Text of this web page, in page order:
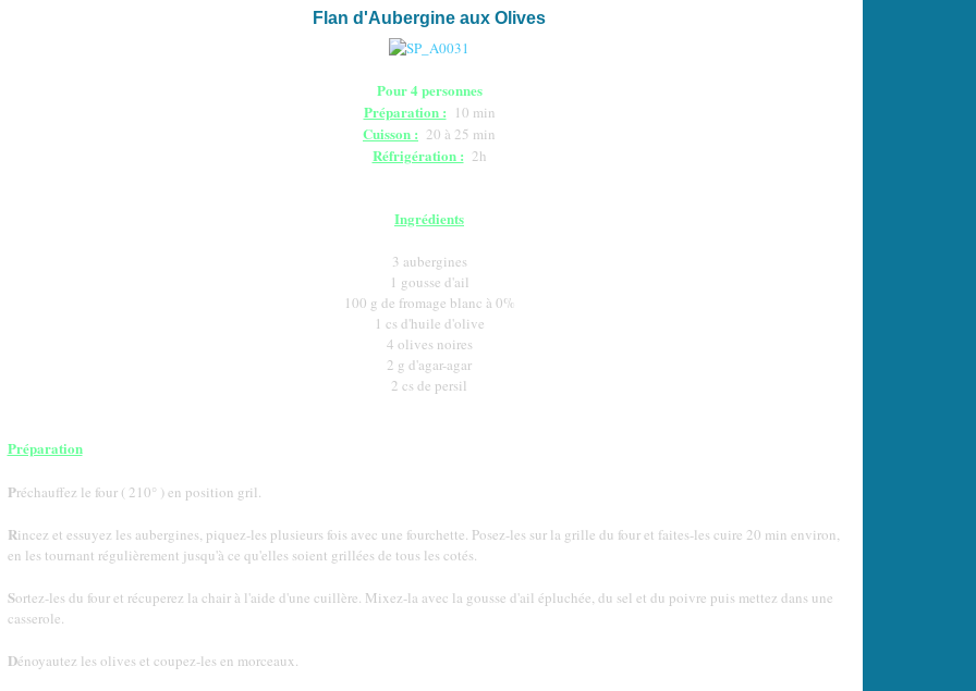
Flan d'Aubergine aux Olives
Pour 4 personnes
Préparation : 10 min
Cuisson : 20 à 25 min
Réfrigération : 2h
Ingrédients
3 aubergines
1 gousse d'ail
100 g de fromage blanc à 0%
1 cs d'huile d'olive
4 olives noires
2 g d'agar-agar
2 cs de persil
Préparation
Préchauffez le four ( 210° ) en position gril.
Rincez et essuyez les aubergines, piquez-les plusieurs fois avec une fourchette. Posez-les sur la grille du four et faites-les cuire 20 min environ,
en les tournant régulièrement jusqu'à ce qu'elles soient grillées de tous les cotés.
Sortez-les du four et récuperez la chair à l'aide d'une cuillère. Mixez-la avec la gousse d'ail épluchée, du sel et du poivre puis mettez dans une
casserole.
Dénoyautez les olives et coupez-les en morceaux.